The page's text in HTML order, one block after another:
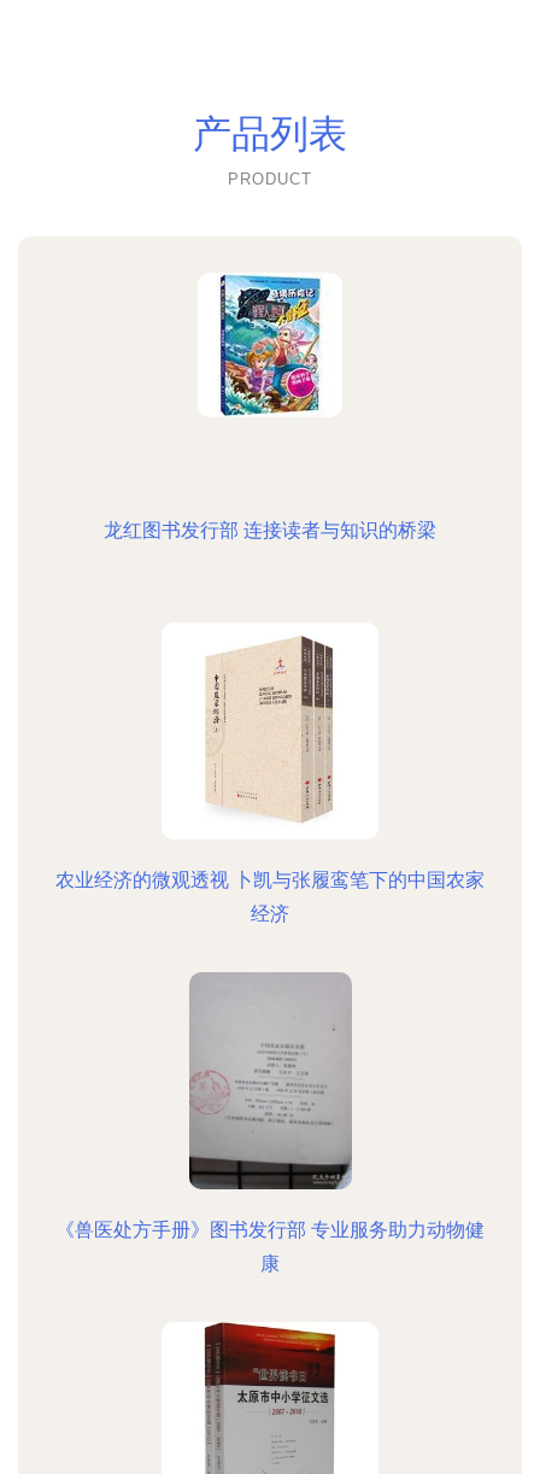
产品列表
PRODUCT
龙红图书发行部 连接读者与知识的桥梁
农业经济的微观透视 卜凯与张履鸾笔下的中国农家
经济
《兽医处方手册》图书发行部 专业服务助力动物健
康